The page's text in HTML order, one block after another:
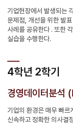
기업현장에서 발생되는
문제점, 개선을 위한 발
사례를 공유한다 . 또한
실습을 수행한다.
4학년 2학기
경영데이터분
기업의 환경은 매우 빠르
신속하고 정확한 의사결